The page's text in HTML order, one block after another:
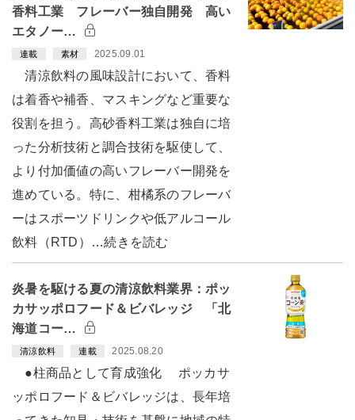
香料工業 フレーバー独自開発 高い
エタノー…
連載 素材 2025.09.01
清涼飲料の風味設計において、香料
は着香や補香、マスキングなど重要な
役割を担う。高砂香料工業は独自に培
った分析技術と調合技術を駆使して、
より付加価値の高いフレーバー開発を
進めている。特に、柑橘系のフレーバ
ーはスポーツドリンクや低アルコール
飲料（RTD）…続きを読む
炎暑を駆ける夏の清涼飲料業界：ポッ
カサッポロフード＆ビバレッジ 「北
海道コー…
清涼飲料 連載 2025.08.20
●柱商品として育成強化 ポッカサ
ッポロフード＆ビバレッジは、長年培